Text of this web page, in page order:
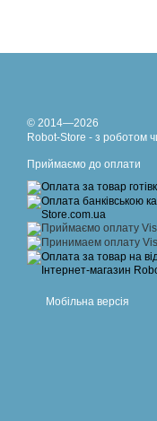
© 2014—2026
Robot-Store - з роботом
Приймаємо до оплати
Мобільна версія